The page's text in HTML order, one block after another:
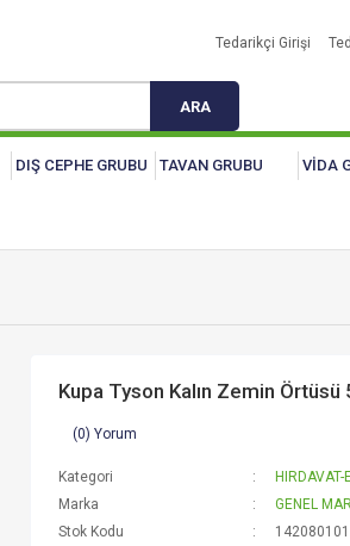
Tedarikçi Girişi
ARA
DIŞ CEPHE GRUBU TAVAN GRUBU VİDA
Kupa Tyson Kalın Zemin
(0) Yorum
Kategori
HIRDAVAT-
Marka
GENEL
Stok Kodu